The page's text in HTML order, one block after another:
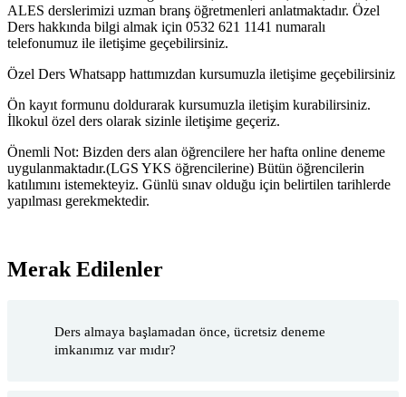
ALES derslerimizi uzman branş öğretmenleri anlatmaktadır. Özel
Ders hakkında bilgi almak için 0532 621 1141 numaralı
telefonumuz ile iletişime geçebilirsiniz.
Özel Ders Whatsapp hattımızdan kursumuzla iletişime geçebilirsiniz
Ön kayıt formunu doldurarak kursumuzla iletişim kurabilirsiniz.
İlkokul özel ders olarak sizinle iletişime geçeriz.
Önemli Not: Bizden ders alan öğrencilere her hafta online deneme
uygulanmaktadır.(LGS YKS öğrencilerine) Bütün öğrencilerin
katılımını istemekteyiz. Günlü sınav olduğu için belirtilen tarihlerde
yapılması gerekmektedir.
Merak Edilenler
Ders almaya başlamadan önce, ücretsiz deneme
imkanımız var mıdır?